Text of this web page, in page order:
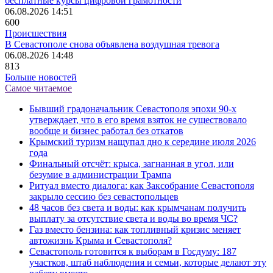
06.08.2026 14:51
600
Происшествия
В Севастополе снова объявлена воздушная тревога
06.08.2026 14:48
813
Больше новостей
Самое читаемое
Бывший градоначальник Севастополя эпохи 90-х
утверждает, что в его время взяток не существовало
вообще и бизнес работал без откатов
Крымский туризм нащупал дно к середине июля 2026
года
Финальный отсчёт: крыса, загнанная в угол, или
безумие в администрации Трампа
Ритуал вместо диалога: как Заксобрание Севастополя
закрыло сессию без севастопольцев
48 часов без света и воды: как крымчанам получить
выплату за отсутствие света и воды во время ЧС?
Газ вместо бензина: как топливный кризис меняет
автожизнь Крыма и Севастополя?
Севастополь готовится к выборам в Госдуму: 187
участков, штаб наблюдения и семьи, которые делают эту